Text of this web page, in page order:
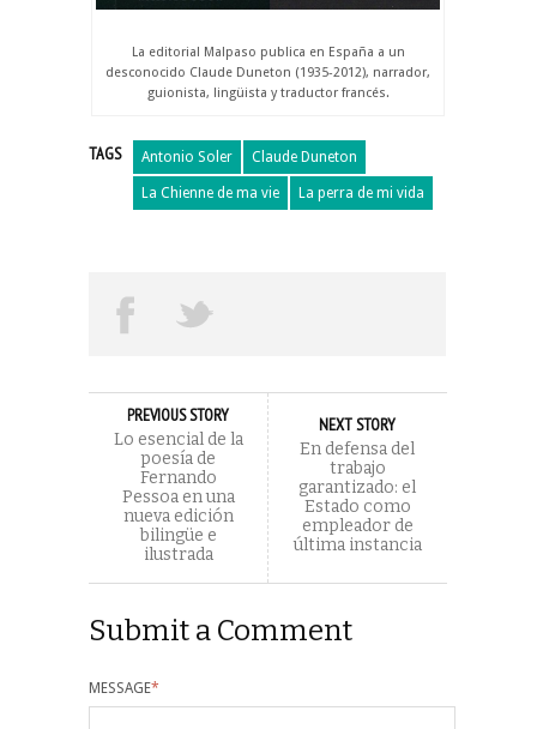
La editorial Malpaso publica en España a un
desconocido Claude Duneton (1935-2012), narrador,
guionista, lingüista y traductor francés.
TAGS Antonio Soler Claude Duneton
La Chienne de ma vie La perra de mi vida
PREVIOUS STORY
Lo esencial de la
poesía de
Fernando
Pessoa en una
nueva edición
bilingüe e
ilustrada
NEXT STORY
En defensa del
trabajo
garantizado: el
Estado como
empleador de
última instancia
Submit a Comment
MESSAGE*